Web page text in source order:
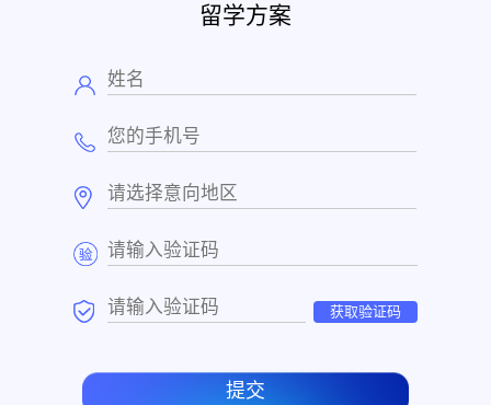
留学方案
获取验证码
提交